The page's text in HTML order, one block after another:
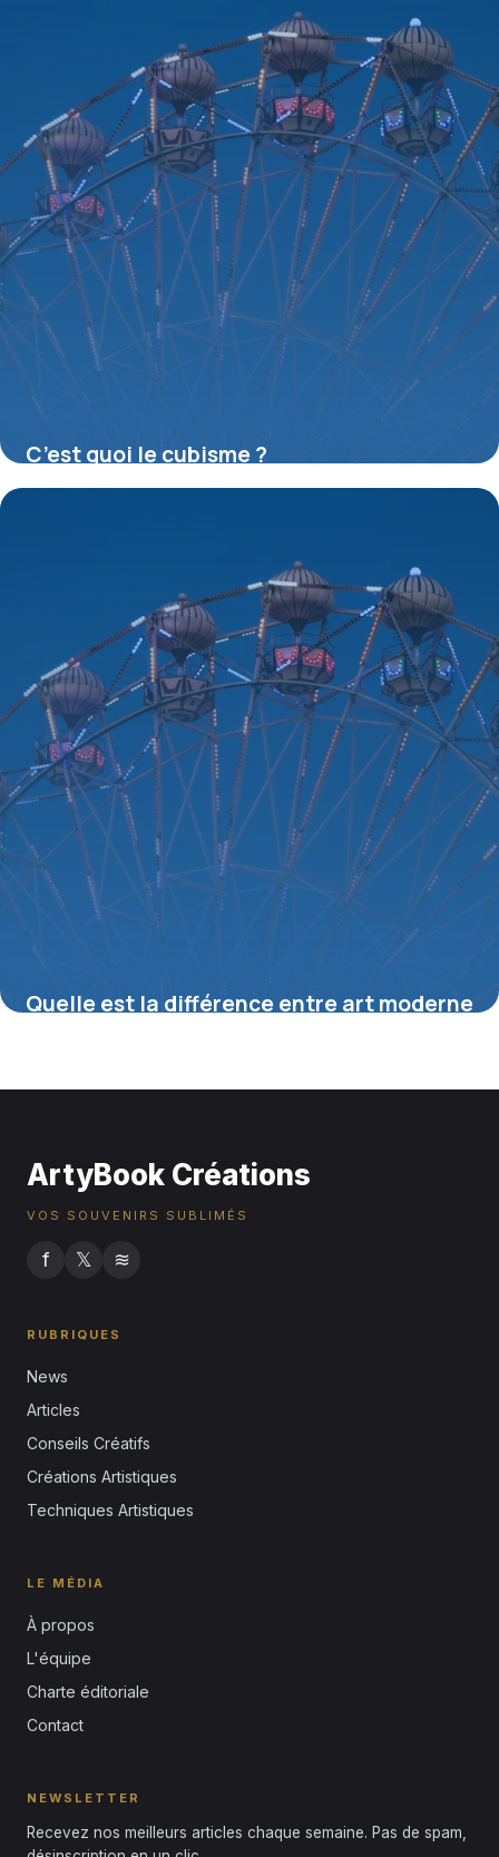
C’est quoi le cubisme ?
16 juillet 2026
Quelle est la différence entre art moderne
ArtyBook Créations
VOS SOUVENIRS SUBLIMÉS
f 𝕏 ≋
RUBRIQUES
News
Articles
Conseils Créatifs
Créations Artistiques
Techniques Artistiques
LE MÉDIA
À propos
L'équipe
Charte éditoriale
Contact
NEWSLETTER
Recevez nos meilleurs articles chaque semaine. Pas de spam,